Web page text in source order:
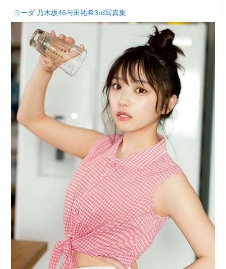
ヨーダ 乃木坂46与田祐希3rd写真集